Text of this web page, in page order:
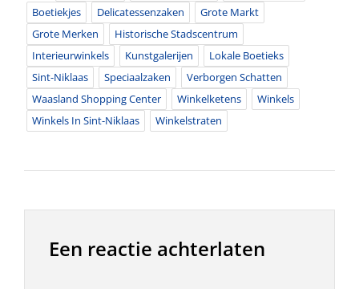
Boetiekjes
Delicatessenzaken
Grote Markt
Grote Merken
Historische Stadscentrum
Interieurwinkels
Kunstgalerijen
Lokale Boetieks
Sint-Niklaas
Speciaalzaken
Verborgen Schatten
Waasland Shopping Center
Winkelketens
Winkels
Winkels In Sint-Niklaas
Winkelstraten
Een reactie achterlaten